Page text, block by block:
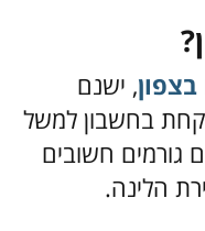
, ישנם
בחשבון למשל
גורמים חשובים
הלינה.